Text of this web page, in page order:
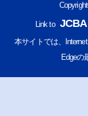
Link to JCBA
本サイトでは、
Edgeの